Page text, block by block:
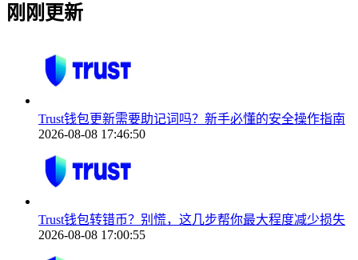
刚刚更新
Trust钱包更新需要助记词吗？新手必懂的安全操作指南
2026-08-08 17:46:50
Trust钱包转错币？别慌，这几步帮你最大程度减少损失
2026-08-08 17:00:55